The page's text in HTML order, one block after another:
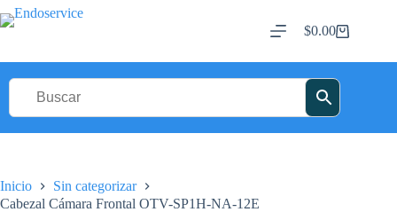
Saltar
al
Carro
$0.00
Inicio
Sin categorizar
Cabezal Cámara Frontal OTV-SP1H-NA-12E